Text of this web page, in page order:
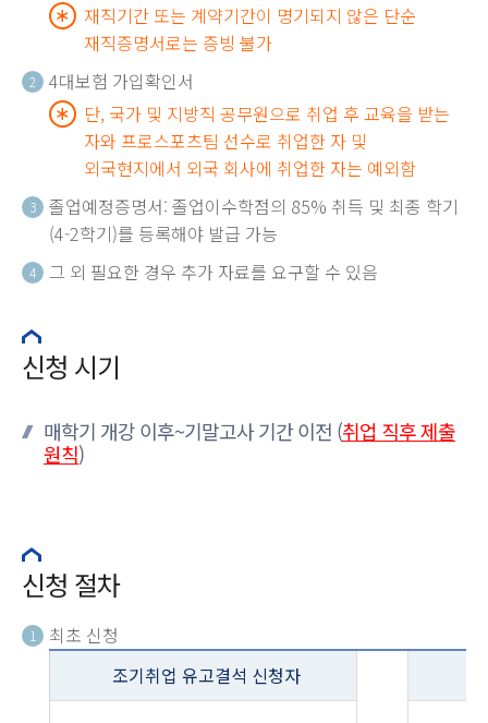
재직기간 또는 계약기간이 명기되지 않은 단순
재직증명서로는 증빙 불가
2
4대보험 가입확인서
단, 국가 및 지방직 공무원으로 취업 후 교육을 받는
자와 프로스포츠팀 선수로 취업한 자 및
외국현지에서 외국 회사에 취업한 자는 예외함
3
졸업예정증명서: 졸업이수학점의 85% 취득 및 최종 학기
(4-2학기)를 등록해야 발급 가능
4 그 외 필요한 경우 추가 자료를 요구할 수 있음
신청 시기
매학기 개강 이후~기말고사 기간 이전 (취업 직후 제출
원칙)
신청 절차
1
최초 신청
조기취업 유고결석 신청자